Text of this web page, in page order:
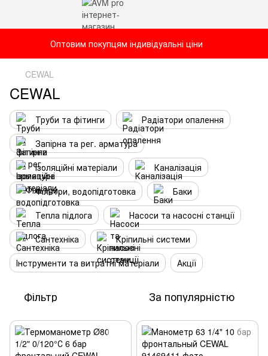
Оптовим покупцям індивідуальні ціни
CEWAL
CEWAL
Труби та фітинги
Радіатори опалення
Запірна та рег. арматура
Ізоляційні матеріали
Каналізація
Фільтри, водопідготовка
Баки
Тепла підлога
Насоси та насосні станції
Сантехніка
Кріпильні системи
Інструменти та витратні матеріали
Акції
Фільтр За популярністю